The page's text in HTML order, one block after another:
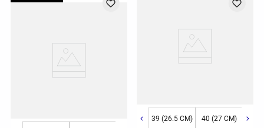
39 (26.5 CM) 40 (27 CM) 41